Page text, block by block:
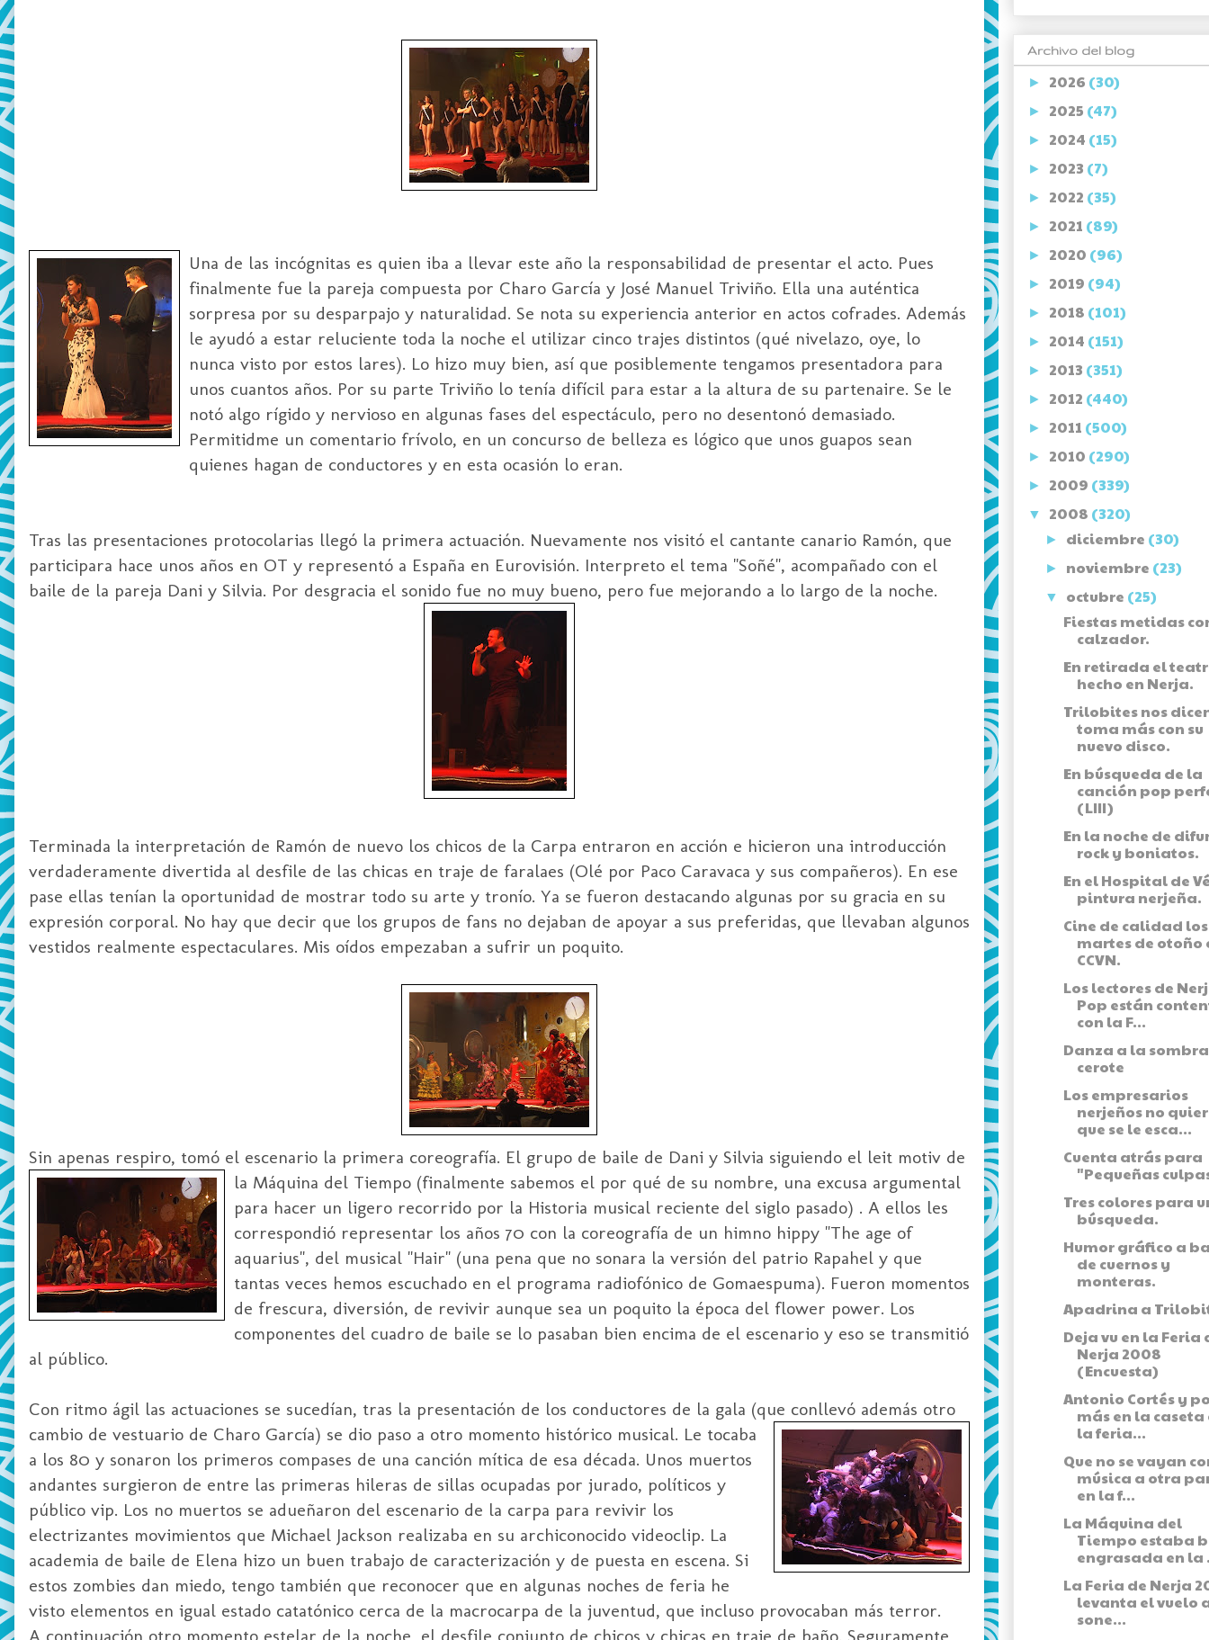
Una de las incógnitas es quien iba a llevar este año la responsabilidad de presentar el acto. Pues
finalmente fue la pareja compuesta por Charo García y José Manuel Triviño. Ella una auténtica
sorpresa por su desparpajo y naturalidad. Se nota su experiencia anterior en actos cofrades. Además
le ayudó a estar reluciente toda la noche el utilizar cinco trajes distintos (qué nivelazo, oye, lo
nunca visto por estos lares). Lo hizo muy bien, así que posiblemente tengamos presentadora para
unos cuantos años. Por su parte Triviño lo tenía difícil para estar a la altura de su partenaire. Se le
notó algo rígido y nervioso en algunas fases del espectáculo, pero no desentonó demasiado.
Permitidme un comentario frívolo, en un concurso de belleza es lógico que unos guapos sean
quienes hagan de conductores y en esta ocasión lo eran.
Tras las presentaciones protocolarias llegó la primera actuación. Nuevamente nos visitó el cantante canario Ramón, que
participara hace unos años en OT y representó a España en Eurovisión. Interpreto el tema "Soñé", acompañado con el
baile de la pareja Dani y Silvia. Por desgracia el sonido fue no muy bueno, pero fue mejorando a lo largo de la noche.
Terminada la interpretación de Ramón de nuevo los chicos de la Carpa entraron en acción e hicieron una introducción
verdaderamente divertida al desfile de las chicas en traje de faralaes (Olé por Paco Caravaca y sus compañeros). En ese
pase ellas tenían la oportunidad de mostrar todo su arte y tronío. Ya se fueron destacando algunas por su gracia en su
expresión corporal. No hay que decir que los grupos de fans no dejaban de apoyar a sus preferidas, que llevaban algunos
vestidos realmente espectaculares. Mis oídos empezaban a sufrir un poquito.
Sin apenas respiro, tomó el escenario la primera coreografía. El grupo de baile de Dani y Silvia siguiendo el leit motiv de
la Máquina del Tiempo (finalmente sabemos el por qué de su nombre, una excusa argumental
para hacer un ligero recorrido por la Historia musical reciente del siglo pasado) . A ellos les
correspondió representar los años 70 con la coreografía de un himno hippy "The age of
aquarius", del musical "Hair" (una pena que no sonara la versión del patrio Rapahel y que
tantas veces hemos escuchado en el programa radiofónico de Gomaespuma). Fueron momentos
de frescura, diversión, de revivir aunque sea un poquito la época del flower power. Los
componentes del cuadro de baile se lo pasaban bien encima de el escenario y eso se transmitió
al público.
Con ritmo ágil las actuaciones se sucedían, tras la presentación de los conductores de la gala (que conllevó además otro
cambio de vestuario de Charo García) se dio paso a otro momento histórico musical. Le tocaba
a los 80 y sonaron los primeros compases de una canción mítica de esa década. Unos muertos
andantes surgieron de entre las primeras hileras de sillas ocupadas por jurado, políticos y
público vip. Los no muertos se adueñaron del escenario de la carpa para revivir los
electrizantes movimientos que Michael Jackson realizaba en su archiconocido videoclip. La
academia de baile de Elena hizo un buen trabajo de caracterización y de puesta en escena. Si
estos zombies dan miedo, tengo también que reconocer que en algunas noches de feria he
visto elementos en igual estado catatónico cerca de la macrocarpa de la juventud, que incluso provocaban más terror.
A continuación otro momento estelar de la noche, el desfile conjunto de chicos y chicas en traje de baño. Seguramente
Archivo del blog
► 2026 (30)
► 2025 (47)
► 2024 (15)
► 2023 (7)
► 2022 (35)
► 2021 (89)
► 2020 (96)
► 2019 (94)
► 2018 (101)
► 2014 (151)
► 2013 (351)
► 2012 (440)
► 2011 (500)
► 2010 (290)
► 2009 (339)
▼ 2008 (320)
► diciembre (30)
► noviembre (23)
▼ octubre (25)
Fiestas metidas
calzador.
En retirada el
hecho en Nerja.
Trilobites nos
toma más con su
nuevo disco.
En búsqueda de la
canción pop
(LIII)
En la noche de
rock y boniatos.
En el Hospital de
pintura nerjeña.
Cine de calidad los
martes de otoño
CCVN.
Los lectores de
Pop están
con la F...
Danza a la
cerote
Los empresarios
nerjeños no
que se le esca...
Cuenta atrás para
"Pequeñas
Tres colores para
búsqueda.
Humor gráfico a
de cuernos y
monteras.
Apadrina a
Deja vu en la Feria
Nerja 2008
(Encuesta)
Antonio Cortés y
más en la caseta
la feria...
Que no se vayan
música a otra
en la f...
La Máquina del
Tiempo estaba
engrasada en la
La Feria de Nerja
levanta el vuelo
sone...